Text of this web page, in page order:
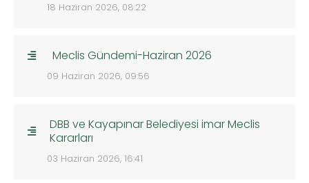
18 Haziran 2026, 08:22
Meclis Gündemi-Haziran 2026
09 Haziran 2026, 09:56
DBB ve Kayapınar Belediyesi imar Meclis
Kararları
03 Haziran 2026, 16:41